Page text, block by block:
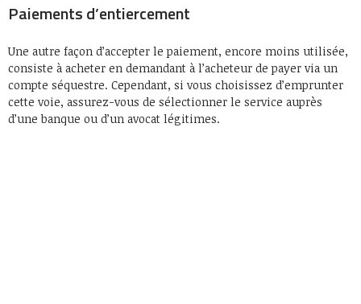
Paiements d’entiercement
Une autre façon d’accepter le paiement, encore moins utilisée,
consiste à acheter en demandant à l’acheteur de payer via un
compte séquestre. Cependant, si vous choisissez d’emprunter
cette voie, assurez-vous de sélectionner le service auprès
d’une banque ou d’un avocat légitimes.